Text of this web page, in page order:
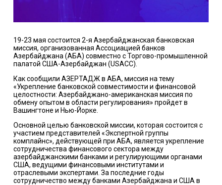
19-23 мая состоится 2-я Азербайджанская банковская
миссия, организованная Ассоциацией банков
Азербайджана (AБA) совместно с Торгово-промышленной
палатой США-Азербайджан (USACC).
Как сообщили АЗЕРТАДЖ в АБА, миссия на тему
«Укрепление банковской совместимости и финансовой
целостности: Азербайджано-американская миссия по
обмену опытом в области регулирования» пройдет в
Вашингтоне и Нью-Йорке.
Основной целью банковской миссии, которая состоится с
участием представителей «Экспертной группы
комплайнс», действующей при АБА, является укрепление
сотрудничества финансового сектора между
азербайджанскими банками и регулирующими органами
США, ведущими финансовыми институтами и
отраслевыми экспертами. За последние годы
сотрудничество между банками Азербайджана и США в